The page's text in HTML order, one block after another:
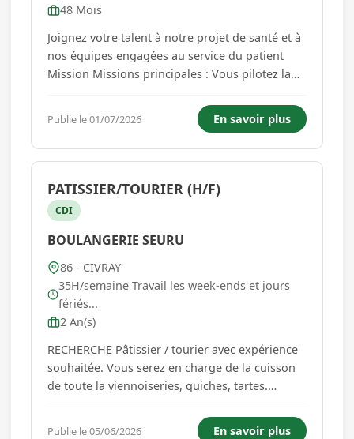
48 Mois
Joignez votre talent à notre projet de santé et à
nos équipes engagées au service du patient
Mission Missions principales : Vous pilotez la
Réhabilitation auprès des équipes rééducatives,
en vous assurant de l'exhaustivité du codage de
tous ...
Publie le 01/07/2026 En savoir plus
PATISSIER/TOURIER (H/F)
CDI
BOULANGERIE SEURU
86 - CIVRAY
35H/semaine Travail les week-ends et jours
fériés...
2 An(s)
RECHERCHE Pâtissier / tourier avec expérience
souhaitée. Vous serez en charge de la cuisson
de toute la viennoiseries, quiches, tartes.
Publie le 05/06/2026 En savoir plus